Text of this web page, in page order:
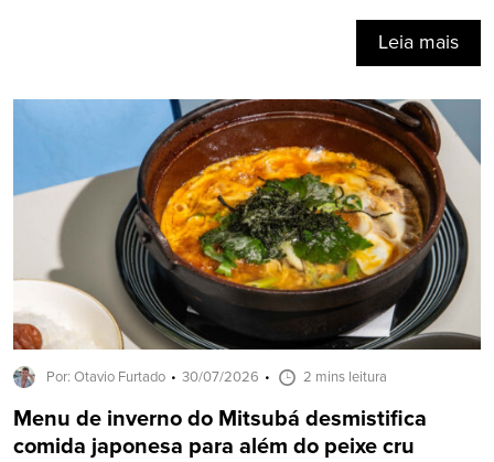
Leia mais
Por: Otavio Furtado 30/07/2026 2 mins leitura
Menu de inverno do Mitsubá desmistifica
comida japonesa para além do peixe cru